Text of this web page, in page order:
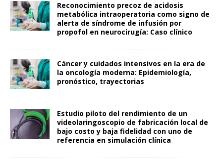
Reconocimiento precoz de acidosis
metabólica intraoperatoria como signo de
alerta de síndrome de infusión por
propofol en neurocirugía: Caso clínico
Cáncer y cuidados intensivos en la era de
la oncología moderna: Epidemiología,
pronóstico, trayectorias
Estudio piloto del rendimiento de un
videolaringoscopio de fabricación local de
bajo costo y baja fidelidad con uno de
referencia en simulación clínica